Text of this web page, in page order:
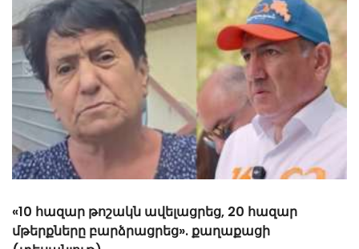
«Հիշեցի՞ք մեզ, ձեր սանիկներն ենք». աղջիկները՝
Նիկոլ Փաշինյանին